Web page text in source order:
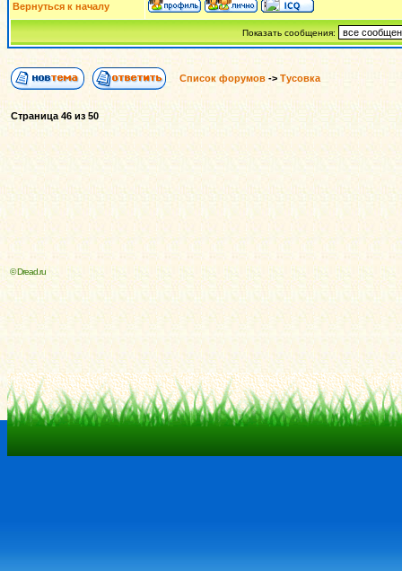
Вернуться к началу
Показать сообщения:
Список форумов -> Тусовка
Страница46из50
© Dread.ru